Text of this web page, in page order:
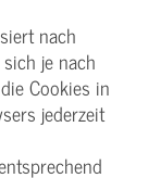
nach
je nach
Cookies in
jederzeit